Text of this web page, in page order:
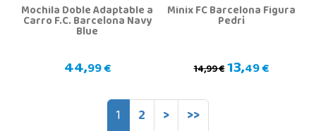
Mochila Doble Adaptable a
Carro F.C. Barcelona Navy
Blue
44,99 €
Minix FC Barcelona Figura
Pedri
14,99 €13,49 €
1 2 > >>